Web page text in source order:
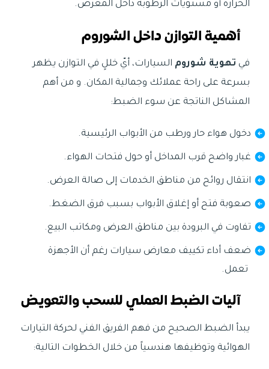
الحرارة أو مستويات الرطوبة داخل المعرض.
أهمية التوازن داخل الشوروم
في تهوية شوروم السيارات، أيّ خللٍ في التوازن يظهر
بسرعة على راحة عملائك وجمالية المكان. و من أهم
المشاكل الناتجة عن سوء الضبط:
دخول هواء حار ورطب من الأبواب الرئيسية.
غبار واضح قرب المداخل أو حول فتحات الهواء.
انتقال روائح من مناطق الخدمات إلى صالة العرض.
صعوبة فتح أو إغلاق الأبواب بسبب فرق الضغط.
تفاوت في البرودة بين مناطق العرض ومكاتب البيع.
ضعف أداء تكييف معارض سيارات رغم أن الأجهزة
تعمل.
آليات الضبط العملي للسحب والتعويض
يبدأ الضبط الصحيح من فهم الفريق الفني لحركة التيارات
الهوائية وتوظيفها هندسياً من خلال الخطوات التالية: